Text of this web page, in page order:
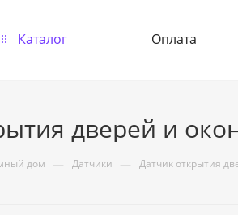
Каталог Оплата
дверей и
дом — Датчики — Датчик открытия